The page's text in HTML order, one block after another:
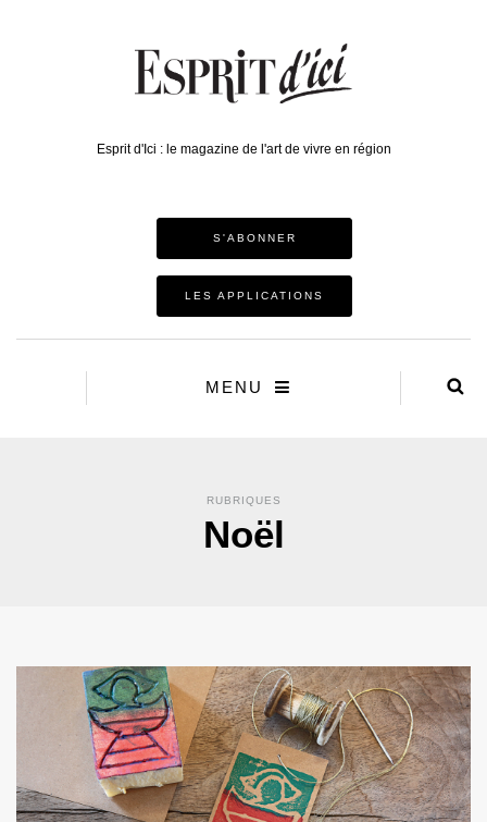
Esprit d'Ici : le magazine de l'art de vivre en région
S'ABONNER
LES APPLICATIONS
MENU
RUBRIQUES
Noël